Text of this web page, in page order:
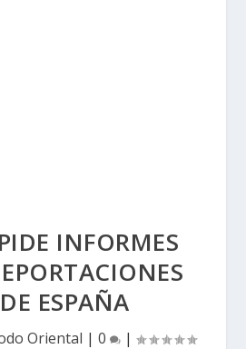
INFORMES
ESPAÑA
Oriental | 0 |